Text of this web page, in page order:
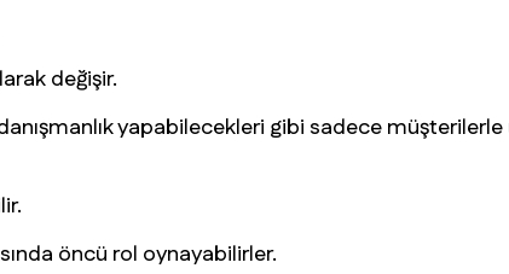
değişir.
yapabilecekleri gibi sadece
öncü rol oynayabilirler.